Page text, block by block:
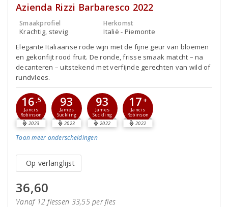
Azienda Rizzi Barbaresco 2022
Smaakprofiel
Krachtig, stevig
Herkomst
Italië - Piemonte
Elegante Italiaanse rode wijn met de fijne geur van bloemen
en gekonfijt rood fruit. De ronde, frisse smaak matcht – na
decanteren – uitstekend met verfijnde gerechten van wild of
rundvlees.
16 ,5
Jancis
Robinson
2023
93
James
Suckling
2023
93
James
Suckling
2022
17 +
Jancis
Robinson
2022
Toon meer onderscheidingen
Op verlanglijst
36,60
Vanaf 12 flessen 33,55 per fles